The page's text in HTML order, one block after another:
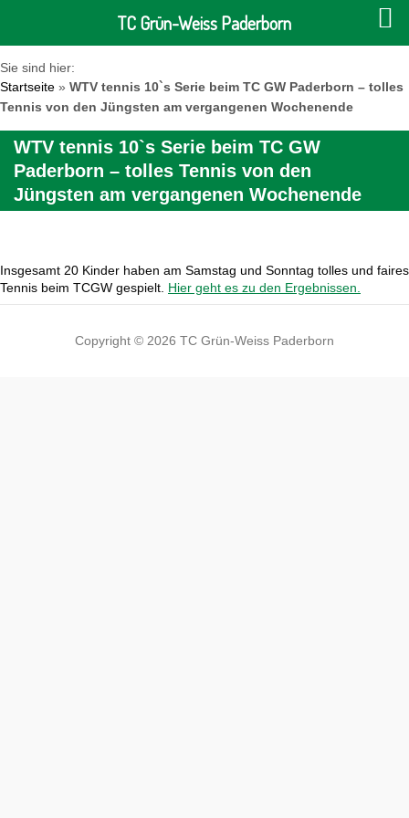
Sie sind hier:
Startseite » WTV tennis 10`s Serie beim TC GW Paderborn – tolles
Tennis von den Jüngsten am vergangenen Wochenende
WTV tennis 10`s Serie beim TC GW
Paderborn – tolles Tennis von den
Jüngsten am vergangenen Wochenende
Insgesamt 20 Kinder haben am Samstag und Sonntag tolles und faires
Tennis beim TCGW gespielt. Hier geht es zu den Ergebnissen.
Copyright © 2026 TC Grün-Weiss Paderborn
TC Grün-Weiss Paderborn